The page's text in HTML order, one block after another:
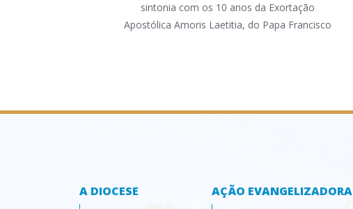
sintonia com os 10 anos da Exortação
Apostólica Amoris Laetitia, do Papa Francisco
A DIOCESE AÇÃO EVANGELIZADORA